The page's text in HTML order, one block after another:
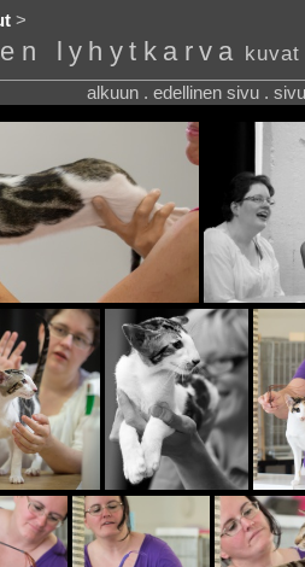
>
lyhytkarva kuvat
alkuun . edellinen sivu .